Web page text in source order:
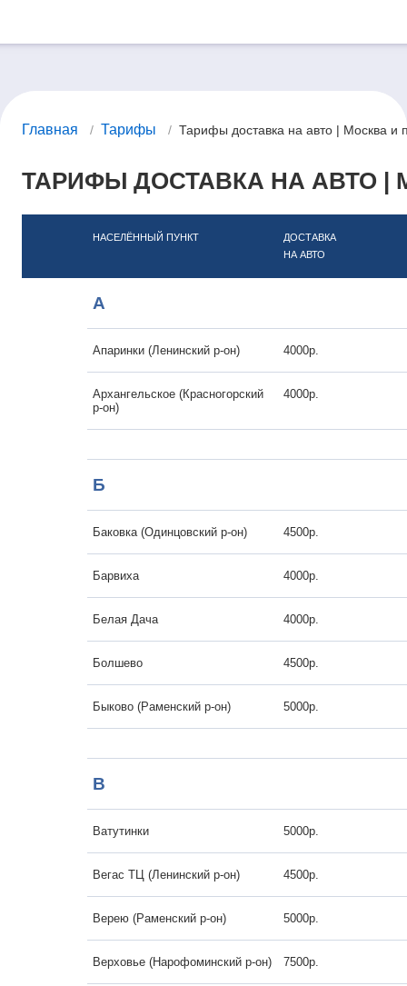
Главная / Тарифы / Тарифы доставка на авто | Москва и
ТАРИФЫ ДОСТАВКА НА АВТО
НАСЕЛЁННЫЙ ПУНКТ
ДОСТАВКА
НА АВТО
А
Апаринки (Ленинский р-он) 4000р.
Архангельское (Красногорский
р-он)
4000р.
Б
Баковка (Одинцовский р-он) 4500р.
Барвиха 4000р.
Белая Дача 4000р.
Болшево 4500р.
Быково (Раменский р-он) 5000р.
В
Ватутинки 5000р.
Вегас ТЦ (Ленинский р-он) 4500р.
Верею (Раменский р-он) 5000р.
Верховье (Нарофоминский р-он) 7500р.